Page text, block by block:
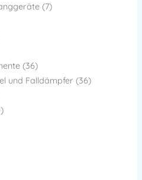
(7)
(36)
und Falldämpfer (36)